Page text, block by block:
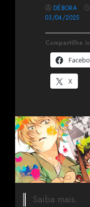
Compartilhe
X
DÉBORA
03/04/2025
Saiba mais.